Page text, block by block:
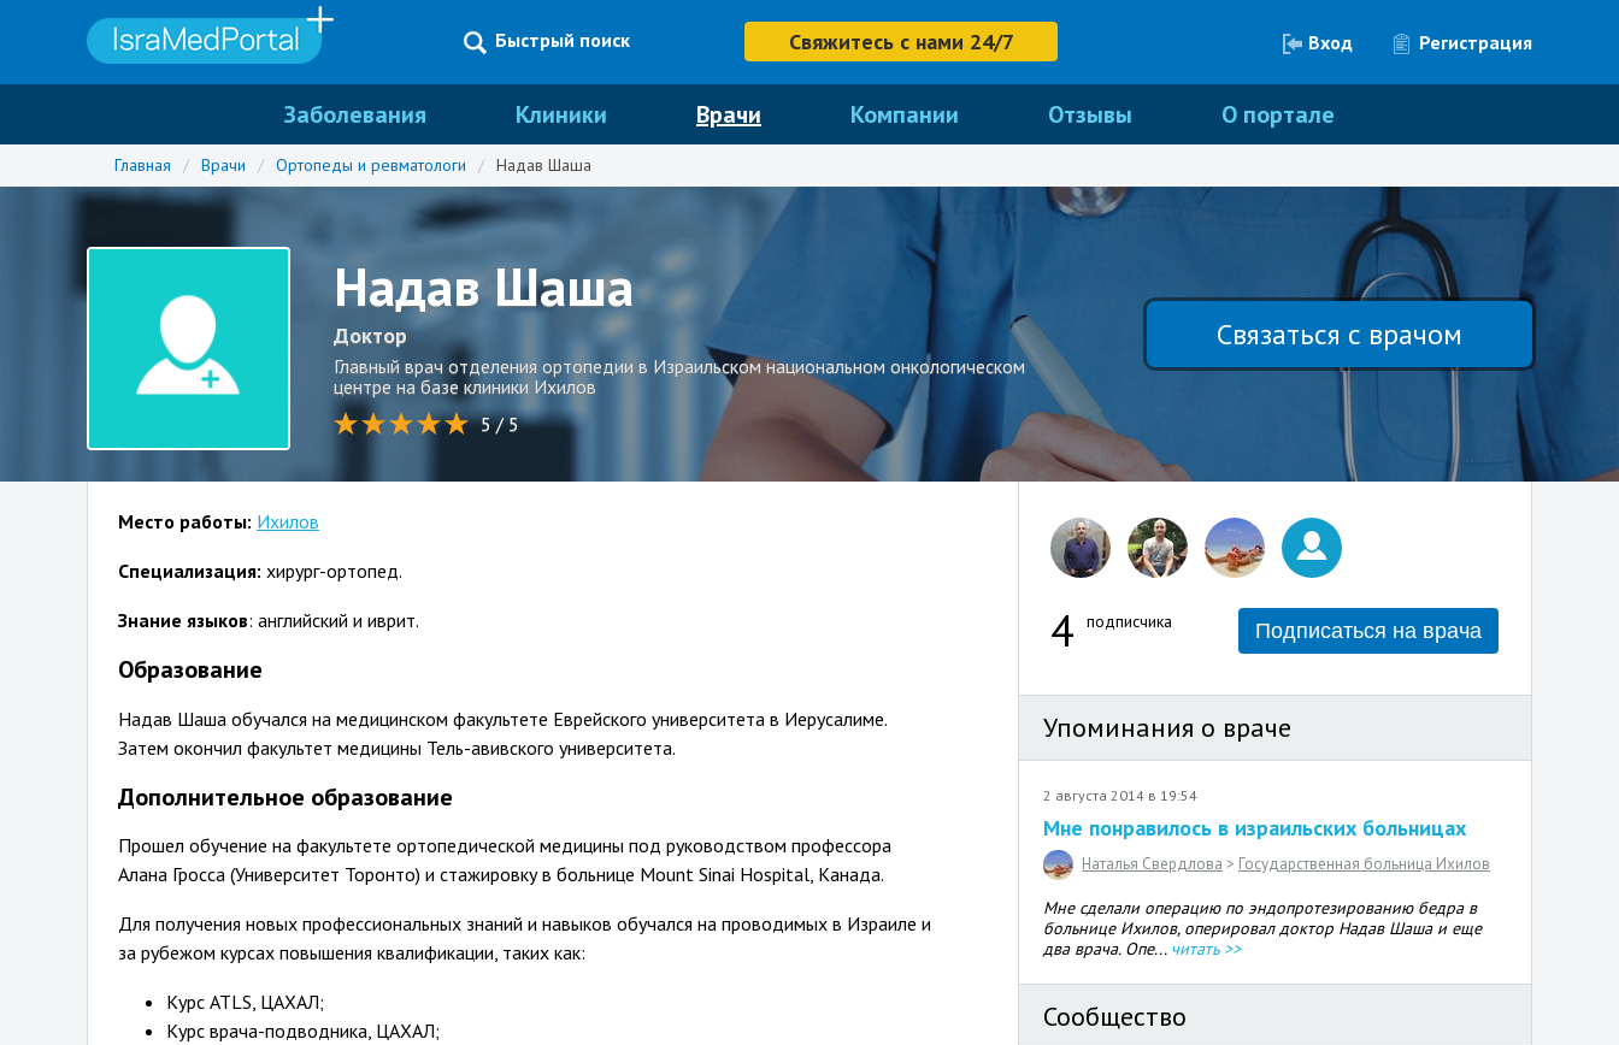
Регистрация
Вход
Быстрый поиск Свяжитесь с нами 24/7
Заболевания Клиники Врачи Компании Отзывы О портале
Главная / Врачи / Ортопеды и ревматологи / Надав Шаша
Связаться с врачом
Надав Шаша
Доктор
Главный врач отделения ортопедии в Израильском национальном онкологическом
центре на базе клиники Ихилов
5 / 5
Место работы: Ихилов
Специализация: хирург-ортопед.
Знание языков: английский и иврит.
Образование
Надав Шаша обучался на медицинском факультете Еврейского университета в Иерусалиме.
Затем окончил факультет медицины Тель-авивского университета.
Дополнительное образование
Прошел обучение на факультете ортопедической медицины под руководством профессора
Алана Гросса (Университет Торонто) и стажировку в больнице Mount Sinai Hospital, Канада.
Для получения новых профессиональных знаний и навыков обучался на проводимых в Израиле и
за рубежом курсах повышения квалификации, таких как:
Курс ATLS, ЦАХАЛ;
Курс врача-подводника, ЦАХАЛ;
4 подписчика Подписаться на врача
Упоминания о враче
2 августа 2014 в 19:54
Мне понравилось в израильских больницах
Наталья Свердлова > Государственная больница Ихилов
Мне сделали операцию по эндопротезированию бедра в
больнице Ихилов, оперировал доктор Надав Шаша и еще
два врача. Опе... читать >>
Сообщество